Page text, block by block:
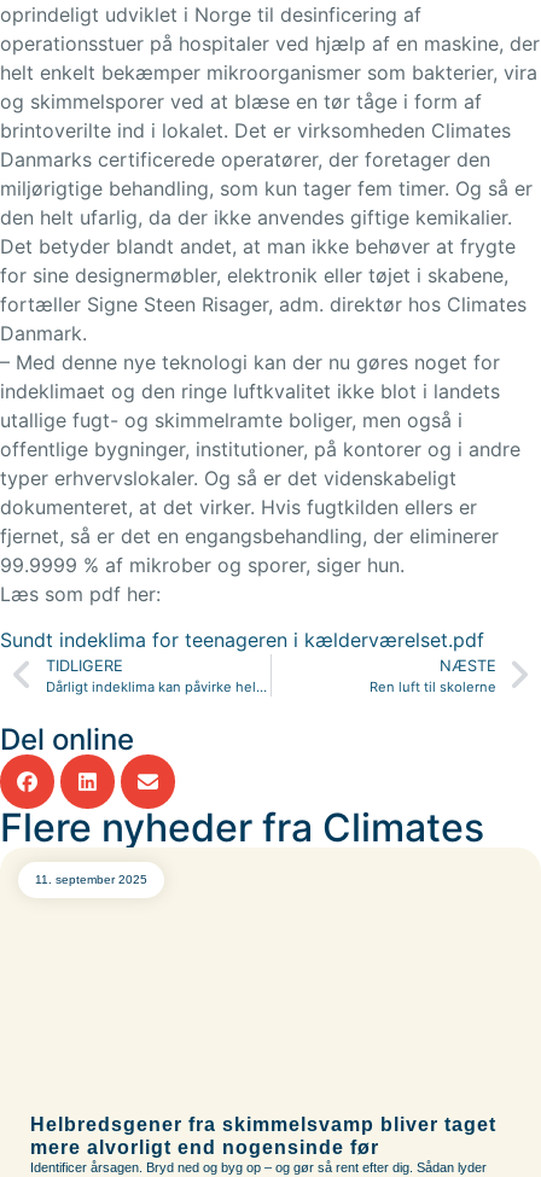
oprindeligt udviklet i Norge til desinficering af
operationsstuer på hospitaler ved hjælp af en maskine, der
helt enkelt bekæmper mikroorganismer som bakterier, vira
og skimmelsporer ved at blæse en tør tåge i form af
brintoverilte ind i lokalet. Det er virksomheden Climates
Danmarks certificerede operatører, der foretager den
miljørigtige behandling, som kun tager fem timer. Og så er
den helt ufarlig, da der ikke anvendes giftige kemikalier.
Det betyder blandt andet, at man ikke behøver at frygte
for sine designermøbler, elektronik eller tøjet i skabene,
fortæller Signe Steen Risager, adm. direktør hos Climates
Danmark.
– Med denne nye teknologi kan der nu gøres noget for
indeklimaet og den ringe luftkvalitet ikke blot i landets
utallige fugt- og skimmelramte boliger, men også i
offentlige bygninger, institutioner, på kontorer og i andre
typer erhvervslokaler. Og så er det videnskabeligt
dokumenteret, at det virker. Hvis fugtkilden ellers er
fjernet, så er det en engangsbehandling, der eliminerer
99.9999 % af mikrober og sporer, siger hun.
Læs som pdf her:
Sundt indeklima for teenageren i kælderværelset.pdf
TIDLIGERE
Dårligt indeklima kan påvirke helbredet
NÆSTE
Ren luft til skolerne
Del online
Flere nyheder fra Climates
11. september 2025
Helbredsgener fra skimmelsvamp bliver taget
mere alvorligt end nogensinde før
Identificer årsagen. Bryd ned og byg op – og gør så rent efter dig. Sådan lyder